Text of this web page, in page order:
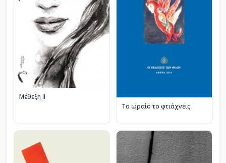
Μέθεξη II
Το ωραίο το φτιάχνεις